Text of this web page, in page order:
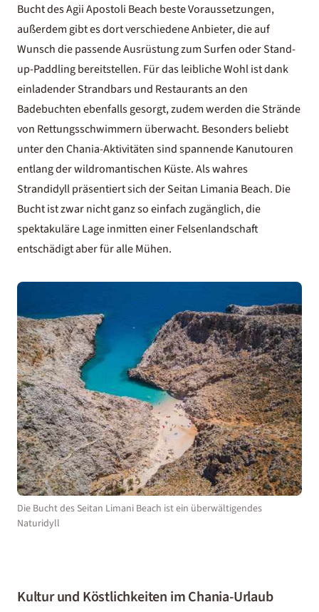
Bucht des Agii Apostoli Beach beste Voraussetzungen,
außerdem gibt es dort verschiedene Anbieter, die auf
Wunsch die passende Ausrüstung zum Surfen oder Stand-
up-Paddling bereitstellen. Für das leibliche Wohl ist dank
einladender Strandbars und Restaurants an den
Badebuchten ebenfalls gesorgt, zudem werden die Strände
von Rettungsschwimmern überwacht. Besonders beliebt
unter den Chania-Aktivitäten sind spannende Kanutouren
entlang der wildromantischen Küste. Als wahres
Strandidyll präsentiert sich der Seitan Limania Beach. Die
Bucht ist zwar nicht ganz so einfach zugänglich, die
spektakuläre Lage inmitten einer Felsenlandschaft
entschädigt aber für alle Mühen.
Die Bucht des Seitan Limani Beach ist ein überwältigendes
Naturidyll
Kultur und Köstlichkeiten im Chania-Urlaub